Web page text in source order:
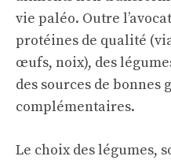
vie paléo. Outre
protéines de qualité
œufs, noix), des
des sources de bonnes
complémentaires.
Le choix des légumes,